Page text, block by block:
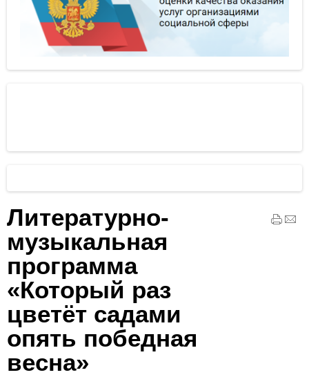
Литературно-
музыкальная
программа
«Который раз
цветёт садами
опять победная
весна»